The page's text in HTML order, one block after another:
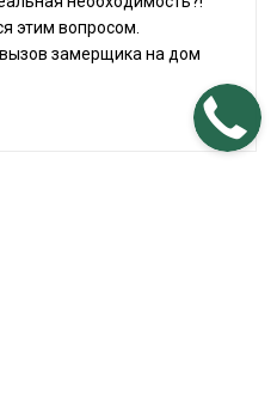
этим вопросом.
замерщика на дом